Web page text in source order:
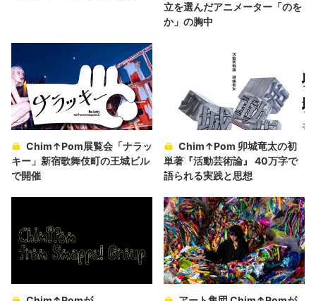
立を選んだアニメーター「のを
か」の胸中
Chim↑Pom展覧会「ナラッ
キー」新宿歌舞伎町の王城ビル
で開催
Chim↑Pom 卯城竜太の初
単著『活動芸術論』 40万字で
語られる実践と思想